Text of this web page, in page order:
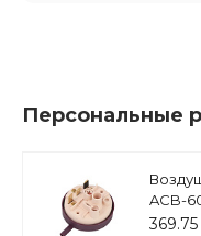
Персональные
ACB-